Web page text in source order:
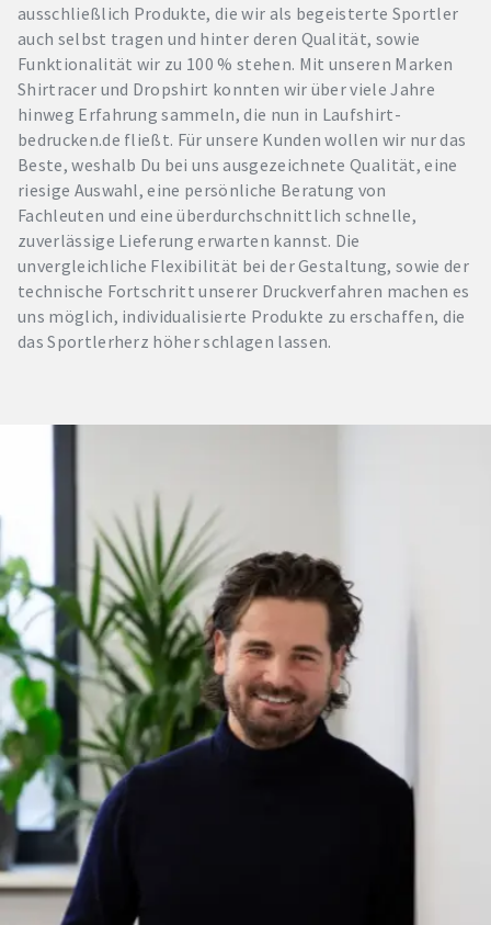
ausschließlich Produkte, die wir als begeisterte Sportler
auch selbst tragen und hinter deren Qualität, sowie
Funktionalität wir zu 100 % stehen. Mit unseren Marken
Shirtracer und Dropshirt konnten wir über viele Jahre
hinweg Erfahrung sammeln, die nun in Laufshirt-
bedrucken.de fließt. Für unsere Kunden wollen wir nur das
Beste, weshalb Du bei uns ausgezeichnete Qualität, eine
riesige Auswahl, eine persönliche Beratung von
Fachleuten und eine überdurchschnittlich schnelle,
zuverlässige Lieferung erwarten kannst. Die
unvergleichliche Flexibilität bei der Gestaltung, sowie der
technische Fortschritt unserer Druckverfahren machen es
uns möglich, individualisierte Produkte zu erschaffen, die
das Sportlerherz höher schlagen lassen.